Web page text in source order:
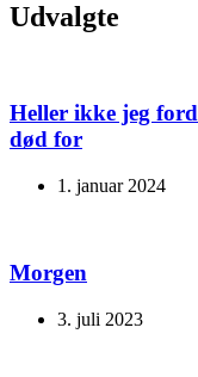
Udvalgte
Heller ikke jeg
død for
1. januar 2024
Morgen
3. juli 2023